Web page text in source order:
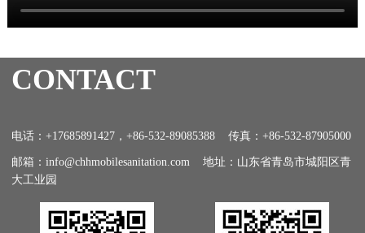
CONTACT
电话：+17685891427，+86-532-89085388 传真：+86-532-87905000
邮箱：info@chhmobilesanitation.com 地址：山东省青岛市城阳区青
大工业园